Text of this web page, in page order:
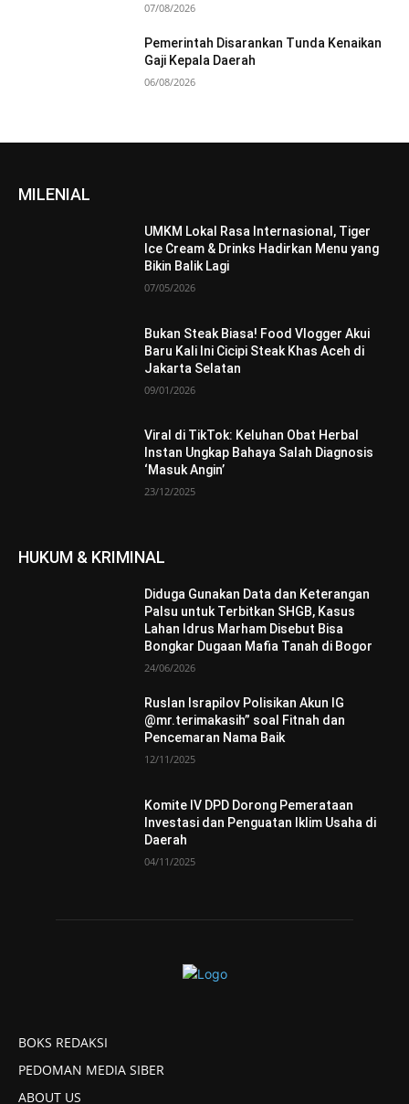
07/08/2026
Pemerintah Disarankan Tunda Kenaikan
Gaji Kepala Daerah
06/08/2026
MILENIAL
UMKM Lokal Rasa Internasional, Tiger
Ice Cream & Drinks Hadirkan Menu yang
Bikin Balik Lagi
07/05/2026
Bukan Steak Biasa! Food Vlogger Akui
Baru Kali Ini Cicipi Steak Khas Aceh di
Jakarta Selatan
09/01/2026
Viral di TikTok: Keluhan Obat Herbal
Instan Ungkap Bahaya Salah Diagnosis
‘Masuk Angin’
23/12/2025
HUKUM & KRIMINAL
Diduga Gunakan Data dan Keterangan
Palsu untuk Terbitkan SHGB, Kasus
Lahan Idrus Marham Disebut Bisa
Bongkar Dugaan Mafia Tanah di Bogor
24/06/2026
Ruslan Israpilov Polisikan Akun IG
@mr.terimakasih” soal Fitnah dan
Pencemaran Nama Baik
12/11/2025
Komite IV DPD Dorong Pemerataan
Investasi dan Penguatan Iklim Usaha di
Daerah
04/11/2025
BOKS REDAKSI
PEDOMAN MEDIA SIBER
ABOUT US